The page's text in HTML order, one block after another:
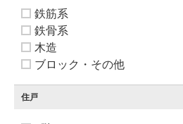
鉄筋系
鉄骨系
木造
ブロック・その他
住戸